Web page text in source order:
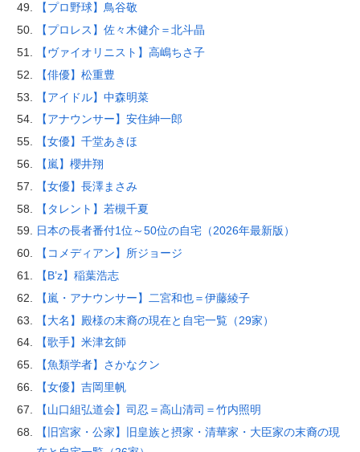
【プロ野球】鳥谷敬
【プロレス】佐々木健介＝北斗晶
【ヴァイオリニスト】高嶋ちさ子
【俳優】松重豊
【アイドル】中森明菜
【アナウンサー】安住紳一郎
【女優】千堂あきほ
【嵐】櫻井翔
【女優】長澤まさみ
【タレント】若槻千夏
日本の長者番付1位～50位の自宅（2026年最新版）
【コメディアン】所ジョージ
【B’z】稲葉浩志
【嵐・アナウンサー】二宮和也＝伊藤綾子
【大名】殿様の末裔の現在と自宅一覧（29家）
【歌手】米津玄師
【魚類学者】さかなクン
【女優】吉岡里帆
【山口組弘道会】司忍＝高山清司＝竹内照明
【旧宮家・公家】旧皇族と摂家・清華家・大臣家の末裔の現